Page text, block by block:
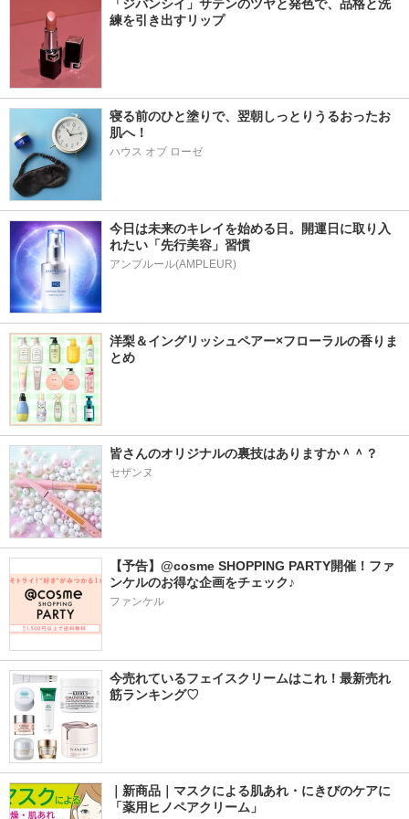
「ジバンシイ」サテンのツヤと発色で、品格と洗
練を引き出すリップ
寝る前のひと塗りで、翌朝しっとりうるおったお
肌へ！
ハウス オブ ローゼ
今日は未来のキレイを始める日。開運日に取り入
れたい「先行美容」習慣
アンプルール(AMPLEUR)
洋梨＆イングリッシュペアー×フローラルの香りま
とめ
皆さんのオリジナルの裏技はありますか＾＾？
セザンヌ
【予告】@cosme SHOPPING PARTY開催！ファ
ンケルのお得な企画をチェック♪
ファンケル
今売れているフェイスクリームはこれ！最新売れ
筋ランキング♡
｜新商品｜マスクによる肌あれ・にきびのケアに
「薬用ヒノペアクリーム」